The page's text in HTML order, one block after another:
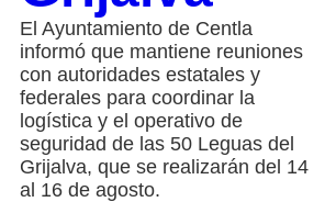
El Ayuntamiento de Centla
informó que mantiene reuniones
con autoridades estatales y
federales para coordinar la
logística y el operativo de
seguridad de las 50 Leguas del
Grijalva, que se realizarán del 14
al 16 de agosto.